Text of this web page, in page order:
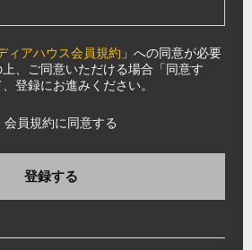
ィアハウス会員規約 」への同意が必要
、ご同意いただける場合「同意す
登録にお進みください。
会員規約に同意する
登録する